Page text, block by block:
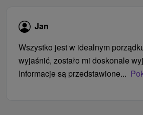
Jan
Wszystko jest w idealnym
wyjaśnić, zostało mi doskonale
Informacje są przedstawione...